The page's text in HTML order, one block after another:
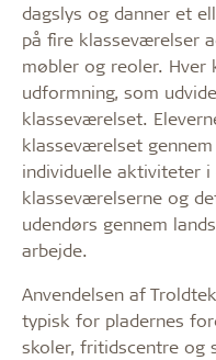
dagslys og danner et
på fire klasseværelser
møbler og reoler. Hver
udformning, som
klasseværelset.
klasseværelset
individuelle aktiviteter
klasseværelserne og
udendørs gennem
arbejde.
Anvendelsen af
typisk for pladernes
skoler, fritidscentre og